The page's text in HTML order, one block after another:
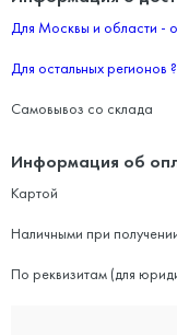
Для Москвы и области -
Для остальных регионов ?
Самовывоз со склада
Информация об
Картой
Наличными при
По реквизитам (для